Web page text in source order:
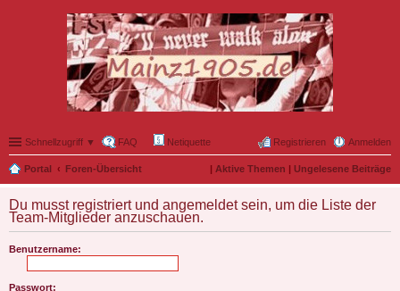
Schnellzugriff ▼ FAQ Netiquette Anmelden
Registrieren
Portal Foren-Übersicht | Aktive Themen | Ungelesene Beiträge
Du musst registriert und angemeldet sein, um die Liste der
Team-Mitglieder anzuschauen.
Benutzername:
Passwort: